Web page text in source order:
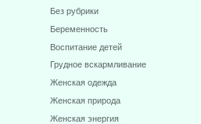
Без рубрики
Беременность
Воспитание детей
Грудное вскармливание
Женская одежда
Женская природа
Женская энергия